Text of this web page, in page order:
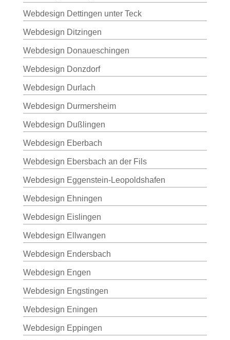
Webdesign Dettingen unter Teck
Webdesign Ditzingen
Webdesign Donaueschingen
Webdesign Donzdorf
Webdesign Durlach
Webdesign Durmersheim
Webdesign Dußlingen
Webdesign Eberbach
Webdesign Ebersbach an der Fils
Webdesign Eggenstein-Leopoldshafen
Webdesign Ehningen
Webdesign Eislingen
Webdesign Ellwangen
Webdesign Endersbach
Webdesign Engen
Webdesign Engstingen
Webdesign Eningen
Webdesign Eppingen